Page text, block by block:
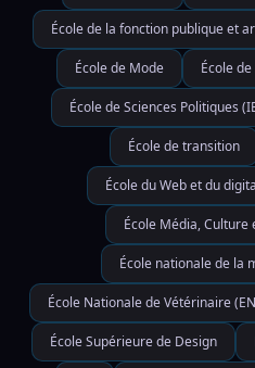
École de la fonction publique et
École de Mode École
École de Sciences Politiques
École de transition
École du Web et du
École Média,
École nationale de la
École Nationale de Vétérinaire
École Supérieure de Design